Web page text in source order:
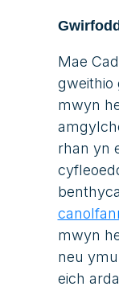
Mae
gweithio
mwyn
rhan yn
mwyn
neu
eich